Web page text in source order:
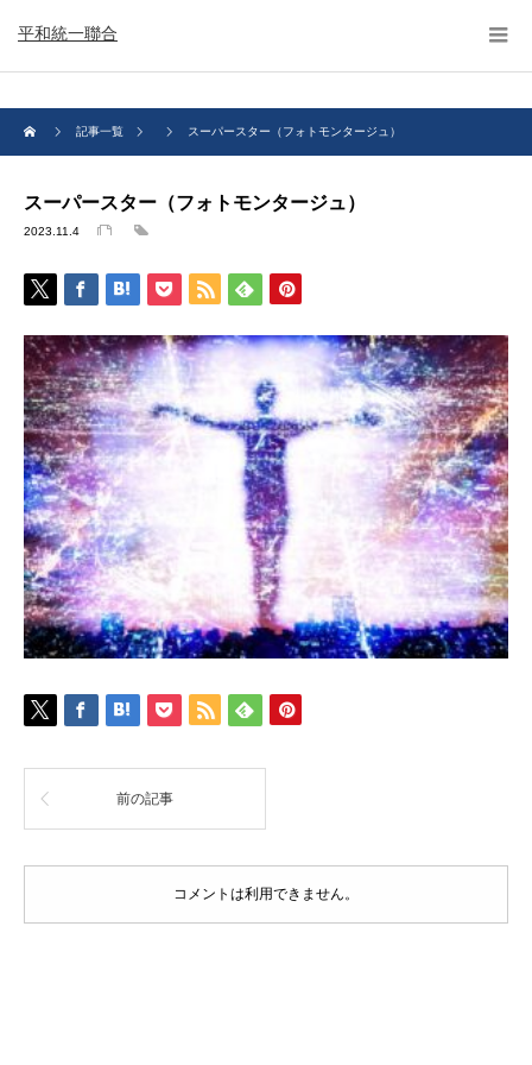
平和統一聯合
記事一覧 スーパースター（フォトモンタージュ）
スーパースター（フォトモンタージュ）
2023.11.4
前の記事
コメントは利用できません。